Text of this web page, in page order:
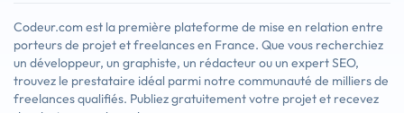
Codeur.com est la première plateforme de mise en relation entre
porteurs de projet et freelances en France. Que vous recherchiez
un développeur, un graphiste, un rédacteur ou un expert SEO,
trouvez le prestataire idéal parmi notre communauté de milliers de
freelances qualifiés. Publiez gratuitement votre projet et recevez